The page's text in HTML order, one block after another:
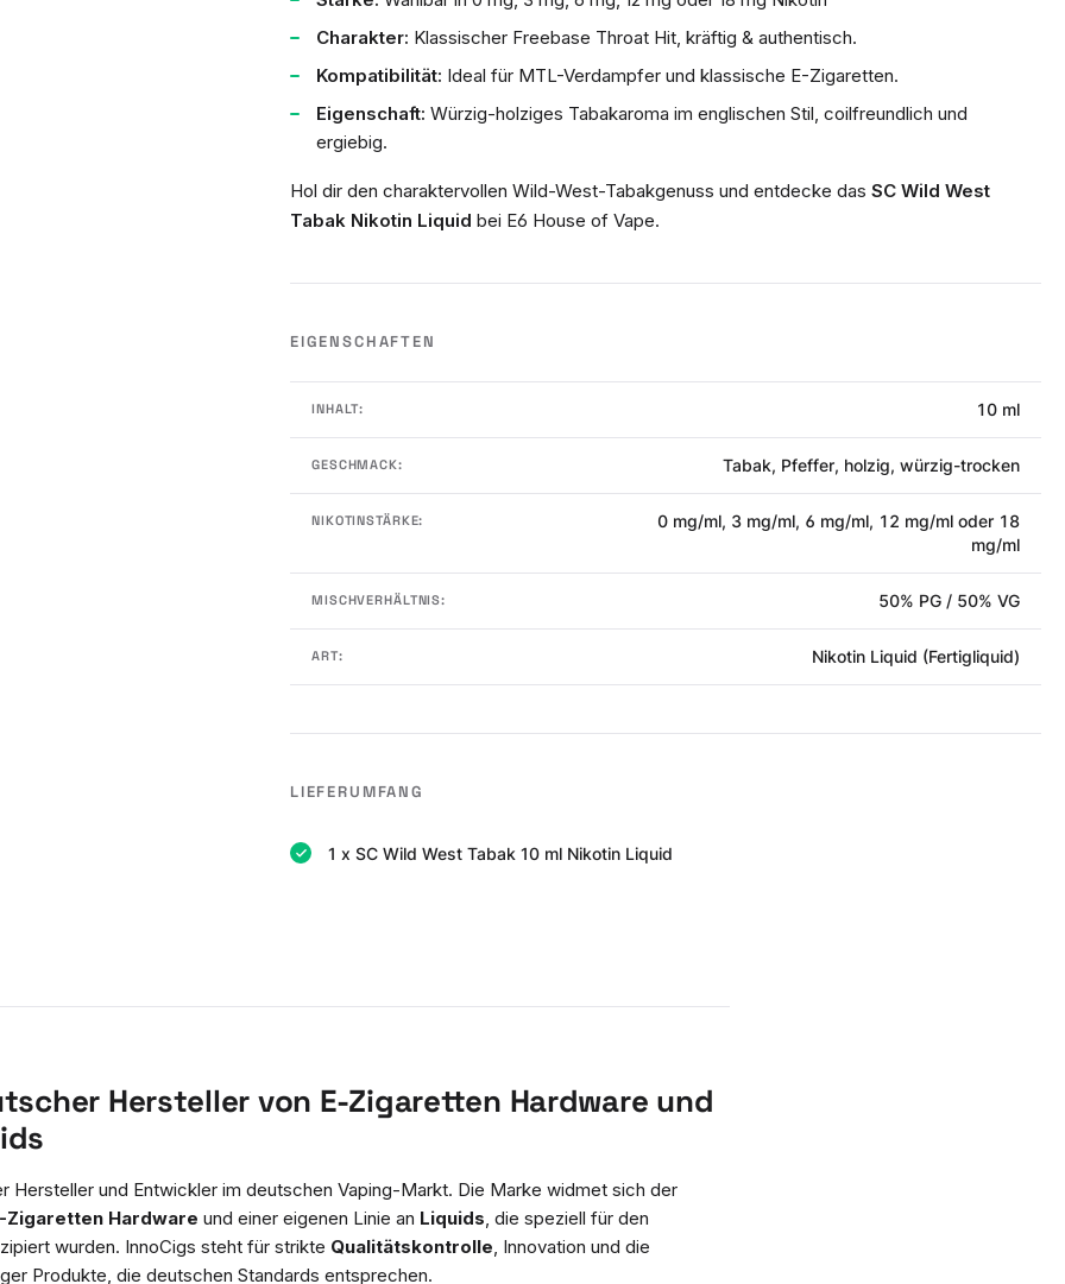
Charakter: Klassischer Freebase Throat Hit, kräftig & authentisch.
Kompatibilität: Ideal für MTL-Verdampfer und klassische E-Zigaretten.
Eigenschaft: Würzig-holziges Tabakaroma im englischen Stil, coilfreundlich und
ergiebig.
Hol dir den charaktervollen Wild-West-Tabakgenuss und entdecke das SC Wild West
Tabak Nikotin Liquid bei E6 House of Vape.
EIGENSCHAFTEN
INHALT: 10 ml
GESCHMACK: Tabak, Pfeffer, holzig, würzig-trocken
NIKOTINSTÄRKE:
0 mg/ml, 3 mg/ml, 6 mg/ml, 12 mg/ml oder 18
mg/ml
MISCHVERHÄLTNIS: 50% PG / 50% VG
ART: Nikotin Liquid (Fertigliquid)
LIEFERUMFANG
1 x SC Wild West Tabak 10 ml Nikotin Liquid
Hersteller von E-Zigaretten Hardware und
Hersteller und Entwickler im deutschen Vaping-Markt. Die Marke widmet sich der
Zigaretten Hardware und einer eigenen Linie an Liquids , die speziell für den
wurden. InnoCigs steht für strikte Qualitätskontrolle , Innovation und die
Produkte, die deutschen Standards entsprechen.